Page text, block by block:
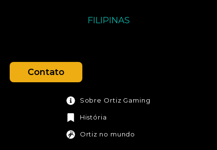
FILIPINAS
Contato
Sobre Ortiz Gaming
História
Ortiz no mundo